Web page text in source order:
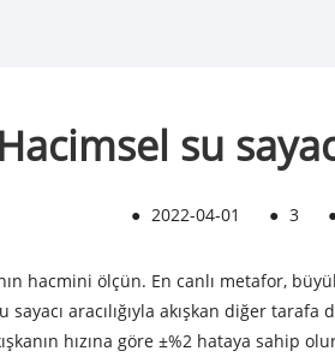
Hacimsel su
● 2022-04-01 ● 3
hacmini ölçün. En canlı metafor,
aracılığıyla akışkan diğer
hızına göre ±%2 hataya sahip